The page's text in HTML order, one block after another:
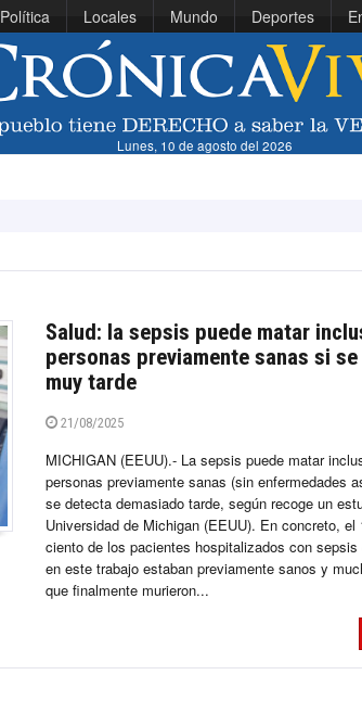
Política Locales Mundo Deportes
Lunes, 10 de agosto del 2026
Salud: la sepsis puede matar
personas previamente sanas si
muy tarde
21/08/2025
MICHIGAN (EEUU).- La sepsis puede matar
personas previamente sanas (sin enfermedades
se detecta demasiado tarde, según recoge un
Universidad de Michigan (EEUU). En concreto, el
ciento de los pacientes hospitalizados con sepsis
en este trabajo estaban previamente sanos y
que finalmente murieron...